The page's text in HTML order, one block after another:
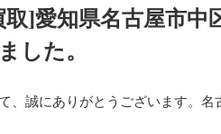
]愛知県名古屋市中
した。
、誠にありがとうございます。名